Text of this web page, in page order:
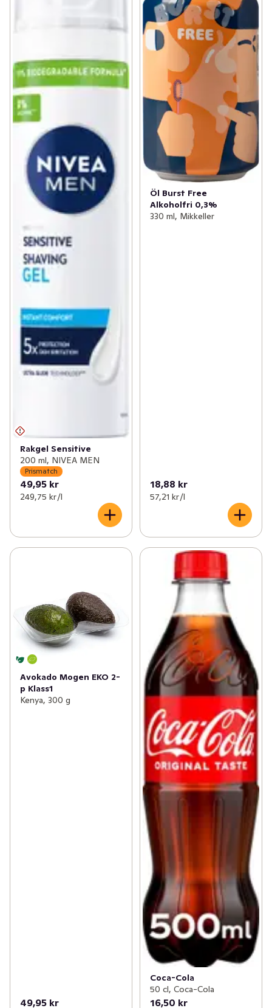
Rakgel Sensitive
200 ml, NIVEA MEN
Prismatch
49,95 kr
249,75 kr /l
Öl Burst Free
Alkoholfri 0,3%
330 ml, Mikkeller
18,88 kr
57,21 kr /l
Avokado Mogen EKO 2-
p Klass1
Kenya, 300 g
49,95 kr
Coca-Cola
50 cl, Coca-Cola
16,50 kr